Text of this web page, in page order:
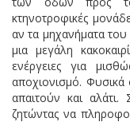
κτηνοτροφικές
αν τα μηχανήματα
μια μεγάλη
ενέργειες για
αποχιονισμό.
απαιτούν και αλάτι.
ζητώντας να